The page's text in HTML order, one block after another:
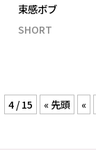
束感ボブ
SHORT
4 / 15 « 先頭 «